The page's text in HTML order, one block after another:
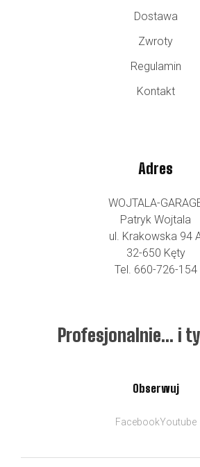
Dostawa
Zwroty
Regulamin
Kontakt
Adres
WOJTALA-
Patryk Wojtala
ul. Krakowska 94
32-650 Kęty
Tel. 660-726-154
Obserwuj
FacebookYoutube
Profesjonalnie… i